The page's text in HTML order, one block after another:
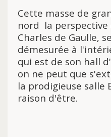
Cette masse de
nord la perspective
Charles de Gaulle,
démesurée à
qui est de son hall
on ne peut que
la prodigieuse salle
raison d'être.